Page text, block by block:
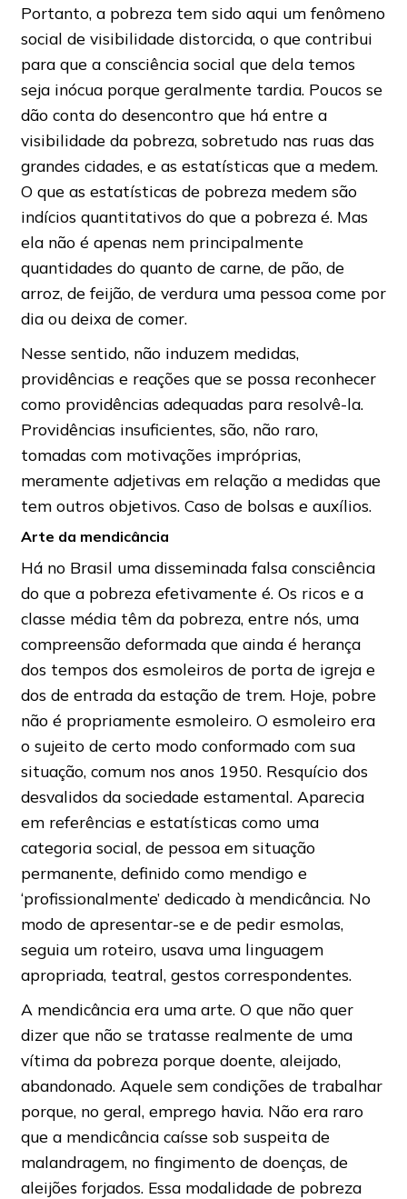
Portanto, a pobreza tem sido aqui um fenômeno
social de visibilidade distorcida, o que contribui
para que a consciência social que dela temos
seja inócua porque geralmente tardia. Poucos se
dão conta do desencontro que há entre a
visibilidade da pobreza, sobretudo nas ruas das
grandes cidades, e as estatísticas que a medem.
O que as estatísticas de pobreza medem são
indícios quantitativos do que a pobreza é. Mas
ela não é apenas nem principalmente
quantidades do quanto de carne, de pão, de
arroz, de feijão, de verdura uma pessoa come por
dia ou deixa de comer.
Nesse sentido, não induzem medidas,
providências e reações que se possa reconhecer
como providências adequadas para resolvê-la.
Providências insuficientes, são, não raro,
tomadas com motivações impróprias,
meramente adjetivas em relação a medidas que
tem outros objetivos. Caso de bolsas e auxílios.
Arte da mendicância
Há no Brasil uma disseminada falsa consciência
do que a pobreza efetivamente é. Os ricos e a
classe média têm da pobreza, entre nós, uma
compreensão deformada que ainda é herança
dos tempos dos esmoleiros de porta de igreja e
dos de entrada da estação de trem. Hoje, pobre
não é propriamente esmoleiro. O esmoleiro era
o sujeito de certo modo conformado com sua
situação, comum nos anos 1950. Resquício dos
desvalidos da sociedade estamental. Aparecia
em referências e estatísticas como uma
categoria social, de pessoa em situação
permanente, definido como mendigo e
‘profissionalmente’ dedicado à mendicância. No
modo de apresentar-se e de pedir esmolas,
seguia um roteiro, usava uma linguagem
apropriada, teatral, gestos correspondentes.
A mendicância era uma arte. O que não quer
dizer que não se tratasse realmente de uma
vítima da pobreza porque doente, aleijado,
abandonado. Aquele sem condições de trabalhar
porque, no geral, emprego havia. Não era raro
que a mendicância caísse sob suspeita de
malandragem, no fingimento de doenças, de
aleijões forjados. Essa modalidade de pobreza